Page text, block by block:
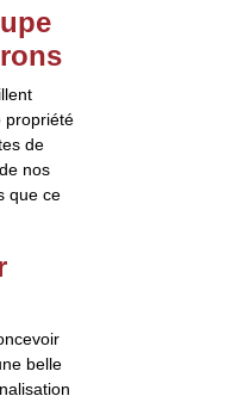
propriété
de
nos
que ce
belle